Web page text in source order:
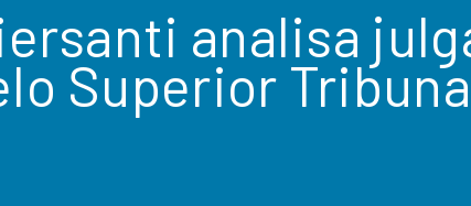
analisa
Superior